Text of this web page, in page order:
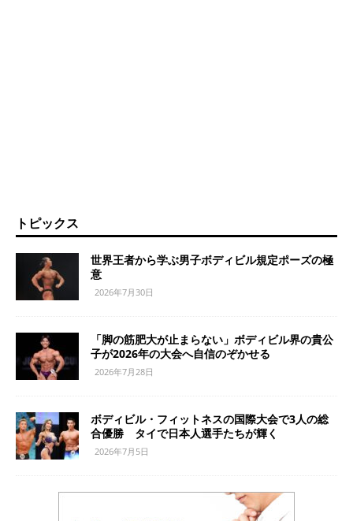
トピックス
世界王者から学ぶ男子ボディビル規定ポーズの極
意
2026年7月30日
「脚の筋肥大が止まらない」ボディビル界の貴公
子が2026年の大会へ自信のぞかせる
2026年7月28日
ボディビル・フィットネスの国際大会で3人の総
合優勝 タイで日本人選手たちが輝く
2026年7月5日